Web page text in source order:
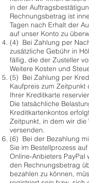
in der
Rechnungsbetrag ist
Tagen nach Erhalt der
auf unser Konto zu
(4) Bei Zahlung per
zusätzliche Gebühr in
fällig, die der Zusteller
Weitere Kosten und
(5) Bei Zahlung per
Kaufpreis zum Zeitpunkt
Ihrer Kreditkarte
Die tatsächliche
Kreditkartenkontos
Zeitpunkt, in dem wir die
versenden.
(6) Bei der Bezahlung
Sie im Bestellprozess
Online-Anbieters PayPal
den Rechnungsbetrag
bezahlen zu können,